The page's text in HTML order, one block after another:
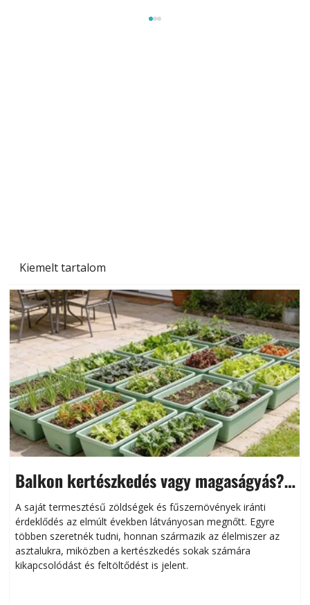
Kiemelt tartalom
Balkon kertészkedés vagy magaságyás?
Helytakarékos kertészkedés
A saját termesztésű zöldségek és fűszernövények iránti
érdeklődés az elmúlt években látványosan megnőtt. Egyre
többen szeretnék tudni, honnan származik az élelmiszer az
asztalukra, miközben a kertészkedés sokak számára
kikapcsolódást és feltöltődést is jelent.